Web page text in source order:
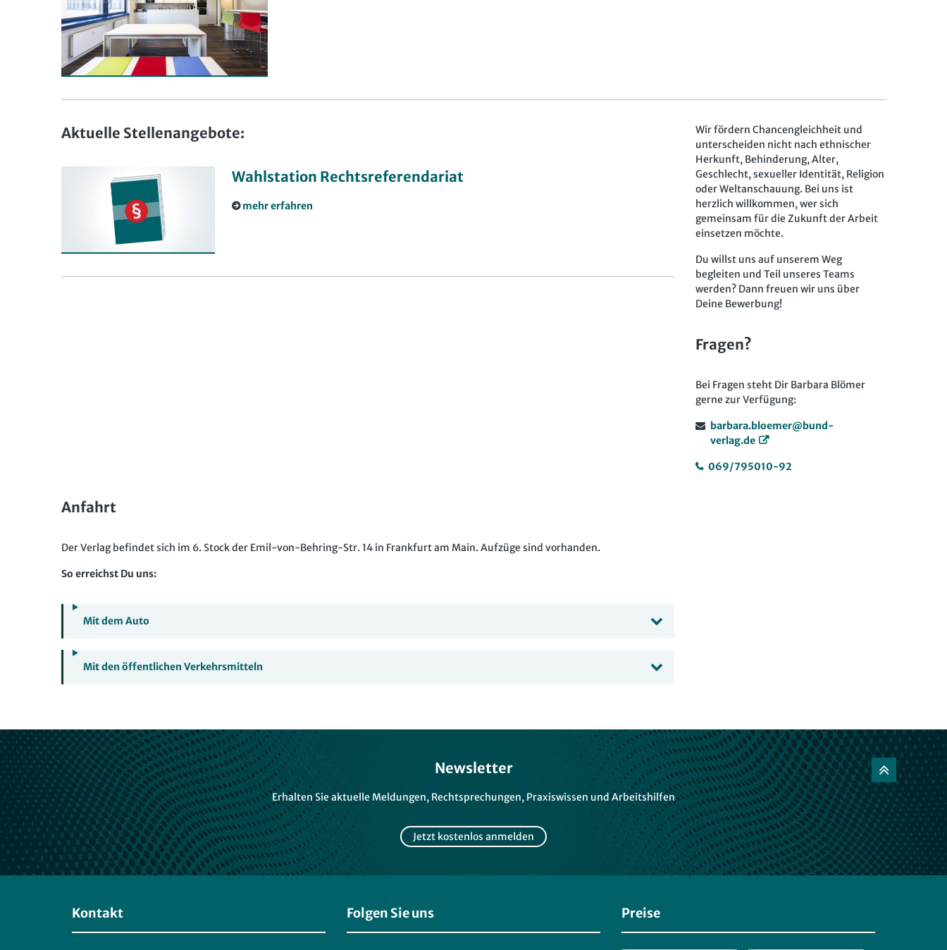
Aktuelle Stellenangebote:
Wahlstation Rechtsreferendariat
mehr erfahren
Wir fördern Chancengleichheit und
unterscheiden nicht nach ethnischer
Herkunft, Behinderung, Alter,
Geschlecht, sexueller Identität, Religion
oder Weltanschauung. Bei uns ist
herzlich willkommen, wer sich
gemeinsam für die Zukunft der Arbeit
einsetzen möchte.
Du willst uns auf unserem Weg
begleiten und Teil unseres Teams
werden? Dann freuen wir uns über
Deine Bewerbung!
Fragen?
Bei Fragen steht Dir Barbara Blömer
gerne zur Verfügung:
barbara.bloemer@bund-
verlag.de
069/795010-92
Anfahrt
Der Verlag befindet sich im 6. Stock der Emil-von-Behring-Str. 14 in Frankfurt am Main. Aufzüge sind vorhanden.
So erreichst Du uns:
Mit dem Auto
Mit den öffentlichen Verkehrsmitteln
Newsletter
Erhalten Sie aktuelle Meldungen, Rechtsprechungen, Praxiswissen und Arbeitshilfen
Jetzt kostenlos anmelden
Kontakt Folgen Sie uns Preise